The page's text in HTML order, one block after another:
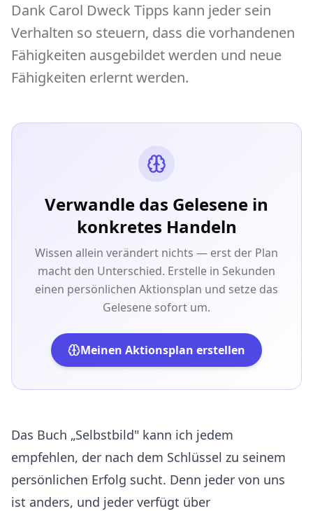
Dank Carol Dweck Tipps kann jeder sein
Verhalten so steuern, dass die vorhandenen
Fähigkeiten ausgebildet werden und neue
Fähigkeiten erlernt werden.
Verwandle das Gelesene in
konkretes Handeln
Wissen allein verändert nichts — erst der Plan
macht den Unterschied. Erstelle in Sekunden
einen persönlichen Aktionsplan und setze das
Gelesene sofort um.
Meinen Aktionsplan erstellen
Das Buch „Selbstbild" kann ich jedem
empfehlen, der nach dem Schlüssel zu seinem
persönlichen Erfolg sucht. Denn jeder von uns
ist anders, und jeder verfügt über